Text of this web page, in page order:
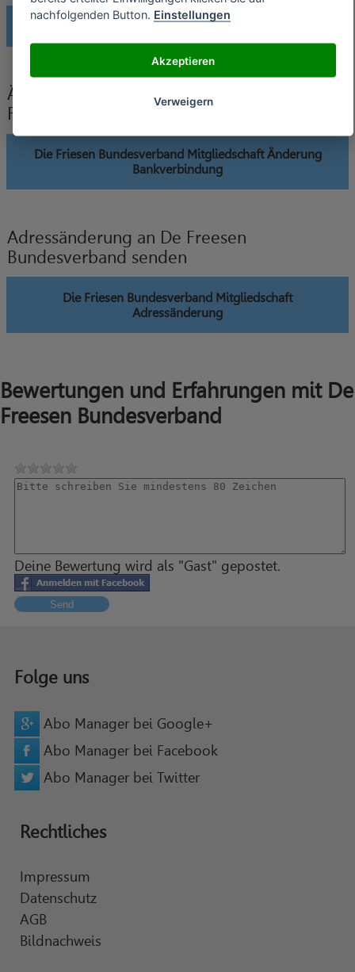
Die Friesen Bundesverband Mitgliedschaft widerrufen
Änderung der Bankverbindung an De
Freesen Bundesverband senden
Die Friesen Bundesverband Mitgliedschaft Änderung
Bankverbindung
Adressänderung an De Freesen
Bundesverband senden
Die Friesen Bundesverband Mitgliedschaft
Adressänderung
Bewertungen und Erfahrungen mit De
Freesen Bundesverband
Deine Bewertung wird als "Gast" gepostet.
Send
Folge uns
Abo Manager bei Google+
Abo Manager bei Facebook
Abo Manager bei Twitter
Rechtliches
Impressum
Datenschutz
AGB
Bildnachweis
nachfolgenden Button. Einstellungen
Akzeptieren
Verweigern